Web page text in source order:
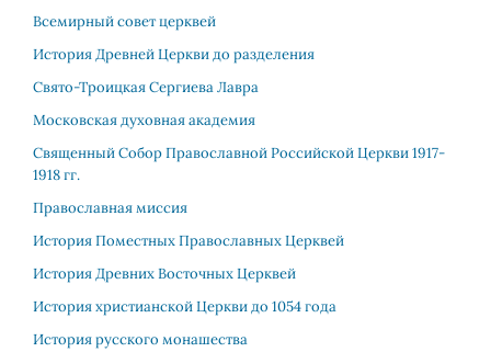
Всемирный совет церквей
История Древней Церкви до разделения
Свято-Троицкая Сергиева Лавра
Московская духовная академия
Священный Собор Православной Российской Церкви 1917-
1918 гг.
Православная миссия
История Поместных Православных Церквей
История Древних Восточных Церквей
История христианской Церкви до 1054 года
История русского монашества